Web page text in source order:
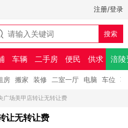
注册/登录
车辆 二手房 便民 供求 涪陵
房 搬家 装修 二室一厅 电脑 车位
广场美甲店转让无转让费
让无转让费